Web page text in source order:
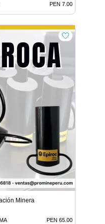
PEN 7.00
Minera
PEN 65.00